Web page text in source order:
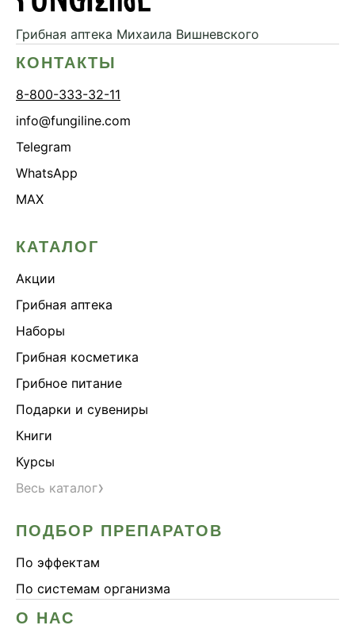
Грибная аптека Михаила Вишневского
КОНТАКТЫ
8-800-333-32-11
info@fungiline.com
Telegram
WhatsApp
MAX
КАТАЛОГ
Акции
Грибная аптека
Наборы
Грибная косметика
Грибное питание
Подарки и сувениры
Книги
Курсы
Весь каталог›
ПОДБОР ПРЕПАРАТОВ
По эффектам
По системам организма
О НАС